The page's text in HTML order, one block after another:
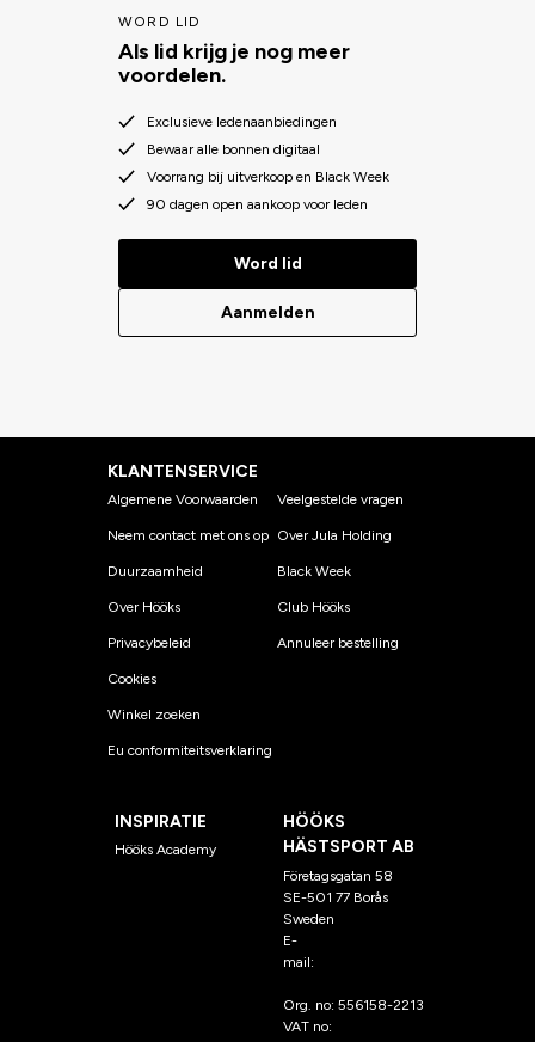
WORD LID
Als lid krijg je nog meer
voordelen.
Exclusieve ledenaanbiedingen
Bewaar alle bonnen digitaal
Voorrang bij uitverkoop en Black Week
90 dagen open aankoop voor leden
Word lid
Aanmelden
KLANTENSERVICE
Algemene Voorwaarden
Neem contact met ons op
Duurzaamheid
Over Hööks
Privacybeleid
Cookies
Winkel zoeken
Eu conformiteitsverklaring
Veelgestelde vragen
Over Jula Holding
Black Week
Club Hööks
Annuleer bestelling
INSPIRATIE
Hööks Academy
HÖÖKS
HÄSTSPORT AB
Företagsgatan 58
SE-501 77 Borås
Sweden
E-
mail:
Org. no: 556158-2213
VAT no: